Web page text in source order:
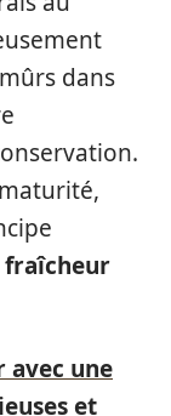
dans
fraîcheur
avec une
et